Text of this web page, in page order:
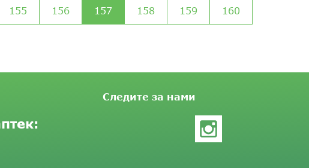
155 156 157 158 159 160
Следите за нами